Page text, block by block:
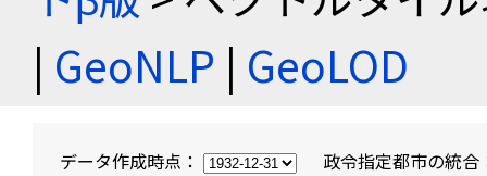
| GeoNLP | GeoLOD
データ作成時点： 政令指定都市の統